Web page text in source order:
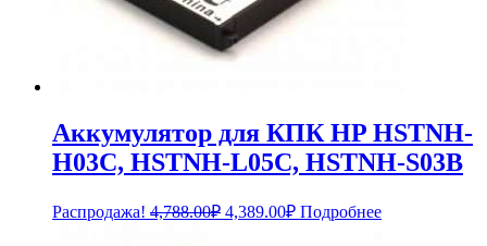
Аккумулятор для КПК HP HSTNH-
H03C, HSTNH-L05C, HSTNH-S03B
Распродажа! 4,788.00₽ Первоначальная
4,389.00₽Текущая
цена:
Подробнее